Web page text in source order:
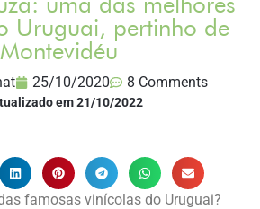
Uruguai, pertinho de
Montevidéu
25/10/2020 8 Comments
em21/10/2022
famosas vinícolas do Uruguai?